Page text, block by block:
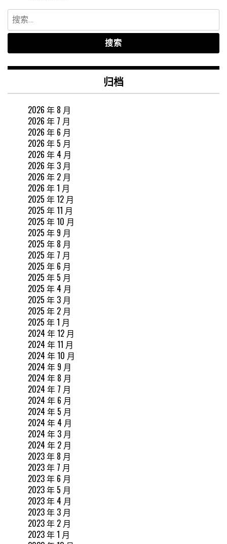
搜
索：
归档
2026 年 8 月
2026 年 7 月
2026 年 6 月
2026 年 5 月
2026 年 4 月
2026 年 3 月
2026 年 2 月
2026 年 1 月
2025 年 12 月
2025 年 11 月
2025 年 10 月
2025 年 9 月
2025 年 8 月
2025 年 7 月
2025 年 6 月
2025 年 5 月
2025 年 4 月
2025 年 3 月
2025 年 2 月
2025 年 1 月
2024 年 12 月
2024 年 11 月
2024 年 10 月
2024 年 9 月
2024 年 8 月
2024 年 7 月
2024 年 6 月
2024 年 5 月
2024 年 4 月
2024 年 3 月
2024 年 2 月
2023 年 8 月
2023 年 7 月
2023 年 6 月
2023 年 5 月
2023 年 4 月
2023 年 3 月
2023 年 2 月
2023 年 1 月